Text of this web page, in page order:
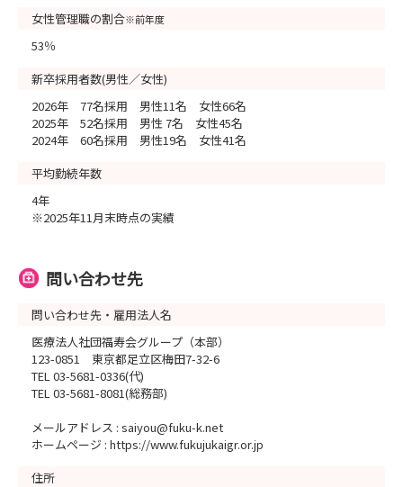
女性管理職の割合※前年度
53％
新卒採用者数(男性／女性)
2026年 77名採用 男性11名 女性66名
2025年 52名採用 男性 7名 女性45名
2024年 60名採用 男性19名 女性41名
平均勤続年数
4年
※2025年11月末時点の実績
問い合わせ先
問い合わせ先・雇用法人名
医療法人社団福寿会グループ（本部）
123-0851 東京都足立区梅田7-32-6
TEL 03-5681-0336(代)
TEL 03-5681-8081(総務部)
メールアドレス : saiyou@fuku-k.net
ホームページ : https://www.fukujukaigr.or.jp
住所